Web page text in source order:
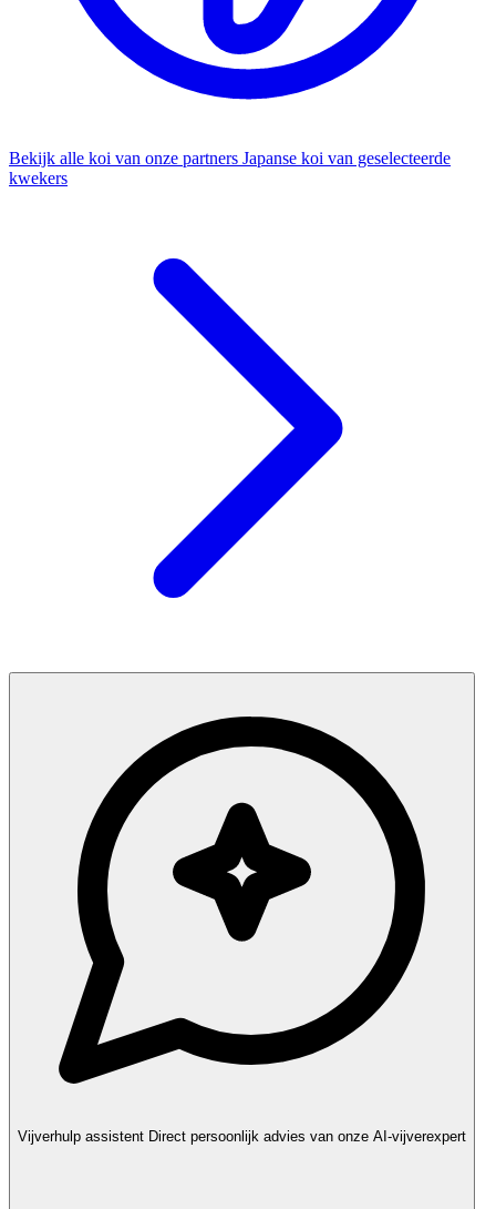
Bekijk alle koi van onze partners Japanse koi van geselecteerde
kwekers
Vijverhulp assistent Direct persoonlijk advies van onze AI-vijverexpert